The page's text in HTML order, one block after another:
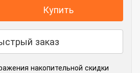
Купить
заказ
накопительной скидки